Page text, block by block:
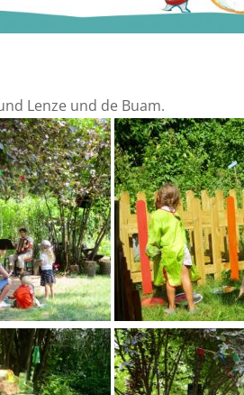
Lenze und de Buam.